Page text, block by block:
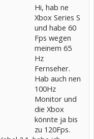
Hi, hab ne
Xbox Series S
und habe 60
Fps wegen
meinem 65
Hz
Fernseher.
Hab auch nen
100Hz
Monitor und
die Xbox
könnte ja bis
zu 120Fps.